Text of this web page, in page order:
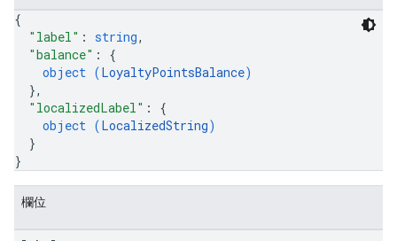
{
"label" : string,
"balance" : {
object (LoyaltyPointsBalance)
},
"localizedLabel" : {
object (LocalizedString)
}
}
欄位